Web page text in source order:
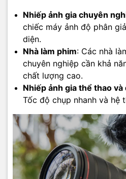
Nhiếp ảnh gia chuyên
chiếc máy ảnh độ phân
diện.
Nhà làm phim: Các nhà
chuyên nghiệp cần khả
chất lượng cao.
Nhiếp ảnh gia thể thao
Tốc độ chụp nhanh và hệ